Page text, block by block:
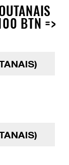
BTN =>